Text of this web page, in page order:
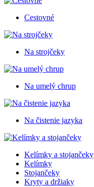
Cestovné
Na strojčeky
Na umelý chrup
Na čistenie jazyka
Kelímky a stojančeky
Kelímky
Stojančeky
Kryty a držiaky